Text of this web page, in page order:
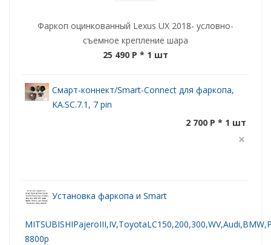
Фаркоп оцинкованный Lexus UX 2018- условно-
съемное крепление шара
25 490 P * 1 шт
Смарт-коннект/Smart-Connect для фаркопа,
KA.SC.7.1, 7 pin
2 700 P * 1 шт
Установка фаркопа и Smart
8800р